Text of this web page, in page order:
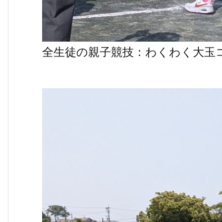
全生徒の親子競技：わくわく大玉